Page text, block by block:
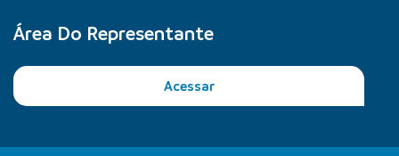
Área Do Representante
Acessar